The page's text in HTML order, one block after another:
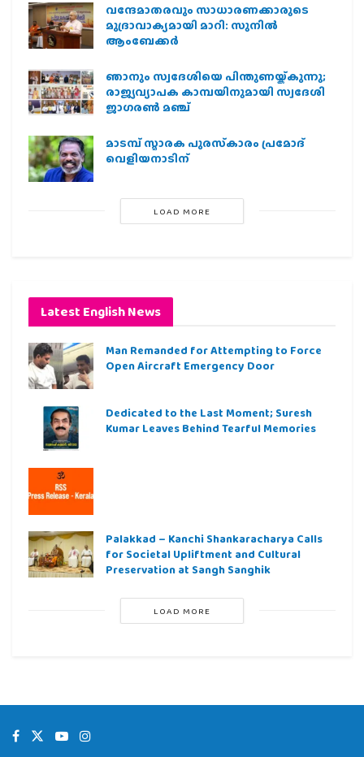
വന്ദേമാതരവും സാധാരണക്കാരുടെ
മുദ്രാവാക്യമായി മാറി: സുനിൽ
ആംബേക്കർ
ഞാനും സ്വദേശിയെ പിന്തുണയ്ക്കുന്നു;
രാജ്യവ്യാപക കാമ്പയിനുമായി സ്വദേശി
ജാഗരണ്‍ മഞ്ച്
മാടമ്പ് സ്മാരക പുരസ്‌കാരം പ്രമോദ്
വെളിയനാടിന്
LOAD MORE
Latest English News
Man Remanded for Attempting to Force
Open Aircraft Emergency Door
Dedicated to the Last Moment; Suresh
Kumar Leaves Behind Tearful Memories
Palakkad – Kanchi Shankaracharya Calls
for Societal Upliftment and Cultural
Preservation at Sangh Sanghik
LOAD MORE